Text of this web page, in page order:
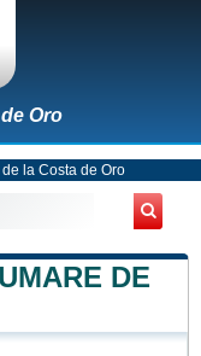
Oro
la Costa de Oro
DE